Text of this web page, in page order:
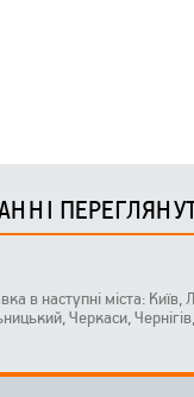
в наступні міста:
Черкаси,